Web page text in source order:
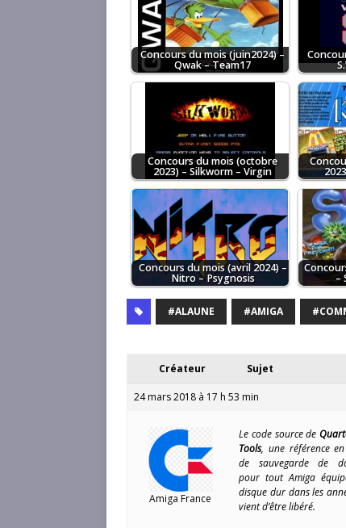
Concours du mois (juin2024) –
Qwak – Team17
Concours du mois (octobre
2023) – Silkworm – Virgin
Concours du mois (avril 2024) –
Nitro – Psygnosis –
#ALAUNE #AMIGA
Créateur Sujet
24 mars 2018 à 17 h 53 min
Amiga France
Le code source de
Tools, une référence
de sauvegarde de
pour tout Amiga
disque dur dans les
vient d’être libéré.